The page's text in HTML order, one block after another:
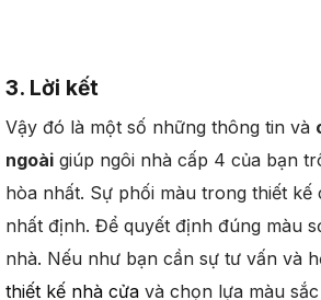
3. Lời kết
Vậy đó là một số những thông tin và
ngoài giúp ngôi nhà cấp 4 của bạn
hòa nhất. Sự phối màu trong thiết kế
nhất định. Để quyết định đúng màu
nhà. Nếu như bạn cần sự tư vấn và
thiết kế nhà cửa và chọn lựa màu